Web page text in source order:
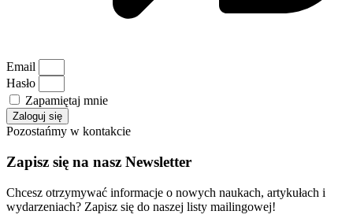
Email
Hasło
Zapamiętaj mnie
Zaloguj się
Pozostańmy w kontakcie
Zapisz się na nasz Newsletter
Chcesz otrzymywać informacje o nowych naukach, artykułach i
wydarzeniach? Zapisz się do naszej listy mailingowej!